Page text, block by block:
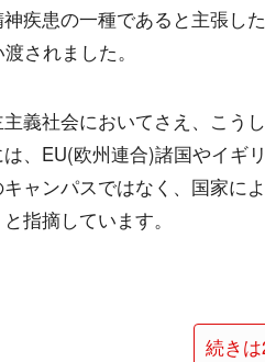
疾患の一種であると主張し
されました。
義社会においてさえ、こう
、EU(欧州連合)諸国やイギ
ャンパスではなく、国家に
指摘しています。
続き